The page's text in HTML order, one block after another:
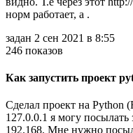
норм работает, а .
задан 2 сен 2021 в 8:55
246 показов
Как запустить проект
Сделал проект на Python
127.0.0.1 я могу
192.168. Мне нужно